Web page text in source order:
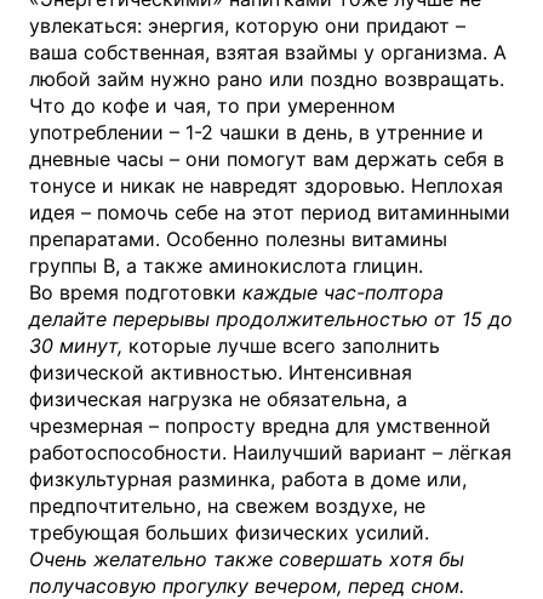
увлекаться: энергия, которую они придают –
ваша собственная, взятая взаймы у организма. А
любой займ нужно рано или поздно возвращать.
Что до кофе и чая, то при умеренном
употреблении – 1-2 чашки в день, в утренние и
дневные часы – они помогут вам держать себя в
тонусе и никак не навредят здоровью. Неплохая
идея – помочь себе на этот период витаминными
препаратами. Особенно полезны витамины
группы В, а также аминокислота глицин.
Во время подготовки каждые час-полтора
делайте перерывы продолжительностью от 15 до
30 минут, которые лучше всего заполнить
физической активностью. Интенсивная
физическая нагрузка не обязательна, а
чрезмерная – попросту вредна для умственной
работоспособности. Наилучший вариант – лёгкая
физкультурная разминка, работа в доме или,
предпочтительно, на свежем воздухе, не
требующая больших физических усилий.
Очень желательно также совершать хотя бы
получасовую прогулку вечером, перед сном.